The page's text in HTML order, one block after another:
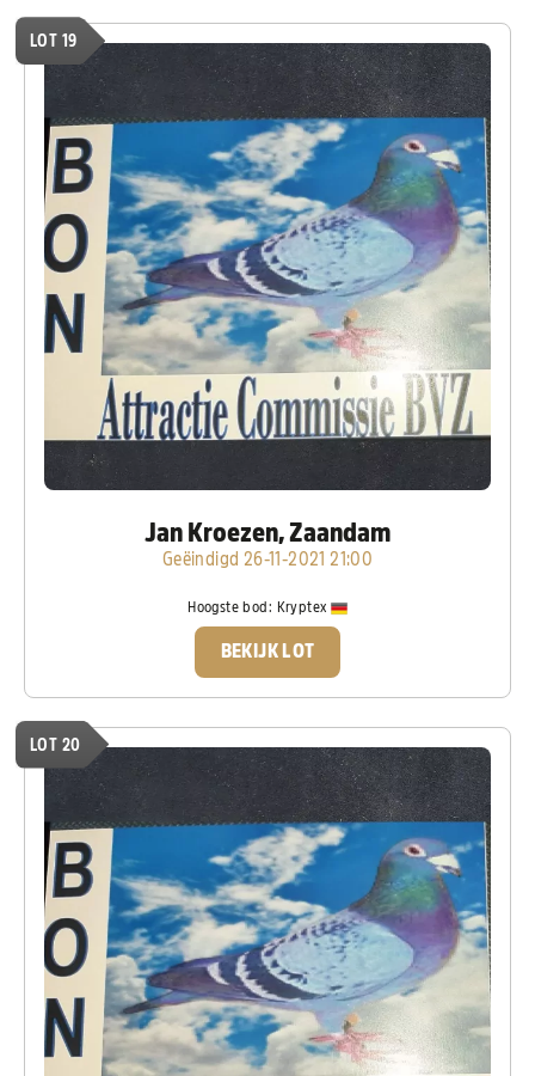
LOT 19
Jan Kroezen, Zaandam
Geëindigd 26-11-2021 21:00
Hoogste bod: Kryptex
BEKIJK LOT
LOT 20